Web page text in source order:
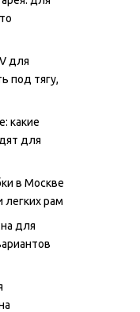
для
под тягу,
какие
для
в Москве
легких рам
для